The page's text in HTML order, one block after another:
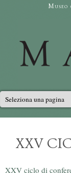
Salta al contenutoMuseo
Menu
XXV
XXV ciclo di